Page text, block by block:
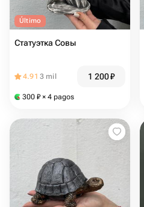
Último
Статуэтка Совы
4.91 3 mil 1 200₽
300 ₽ × 4 pagos